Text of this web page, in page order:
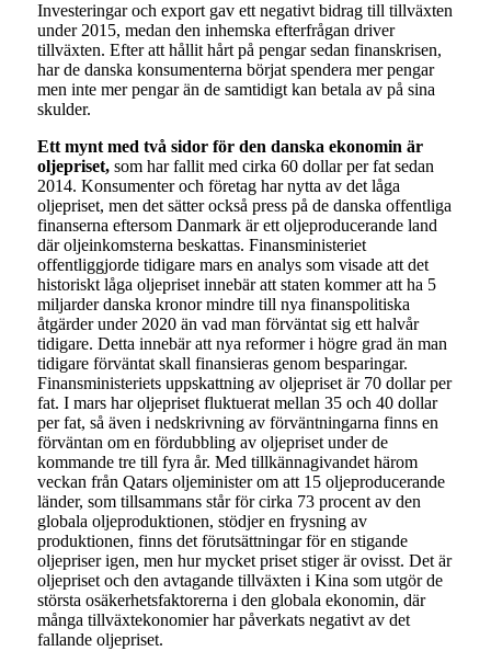
Investeringar och export gav ett negativt bidrag till tillväxten
under 2015, medan den inhemska efterfrågan driver
tillväxten. Efter att hållit hårt på pengar sedan finanskrisen,
har de danska konsumenterna börjat spendera mer pengar
men inte mer pengar än de samtidigt kan betala av på sina
skulder.
Ett mynt med två sidor för den danska ekonomin är
oljepriset,som har fallit med cirka 60 dollar per fat sedan
2014. Konsumenter och företag har nytta av det låga
oljepriset, men det sätter också press på de danska offentliga
finanserna eftersom Danmark är ett oljeproducerande land
där oljeinkomsterna beskattas. Finansministeriet
offentliggjorde tidigare mars en analys som visade att det
historiskt låga oljepriset innebär att staten kommer att ha 5
miljarder danska kronor mindre till nya finanspolitiska
åtgärder under 2020 än vad man förväntat sig ett halvår
tidigare. Detta innebär att nya reformer i högre grad än man
tidigare förväntat skall finansieras genom besparingar.
Finansministeriets uppskattning av oljepriset är 70 dollar per
fat. I mars har oljepriset fluktuerat mellan 35 och 40 dollar
per fat, så även i nedskrivning av förväntningarna finns en
förväntan om en fördubbling av oljepriset under de
kommande tre till fyra år. Med tillkännagivandet härom
veckan från Qatars oljeminister om att 15 oljeproducerande
länder, som tillsammans står för cirka 73 procent av den
globala oljeproduktionen, stödjer en frysning av
produktionen, finns det förutsättningar för en stigande
oljepriser igen, men hur mycket priset stiger är ovisst. Det är
oljepriset och den avtagande tillväxten i Kina som utgör de
största osäkerhetsfaktorerna i den globala ekonomin, där
många tillväxtekonomier har påverkats negativt av det
fallande oljepriset.